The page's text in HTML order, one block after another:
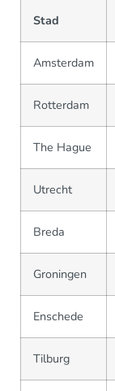
Stad
Amsterdam
Rotterdam
The Hague
Utrecht
Breda
Groningen
Enschede
Tilburg